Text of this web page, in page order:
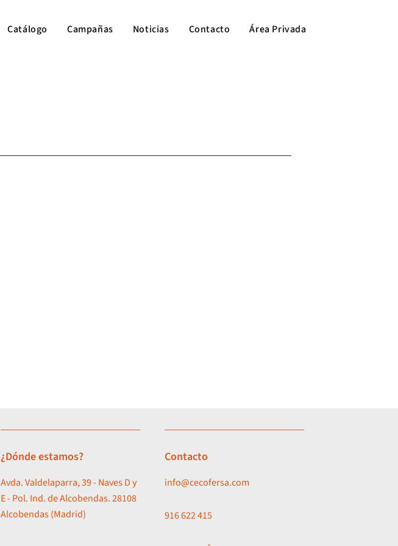
Catálogo Campañas Noticias Contacto Área Privada
¿Dónde estamos?
Avda. Valdelaparra, 39 - Naves D y
E - Pol. Ind. de Alcobendas. 28108
Alcobendas (Madrid)
Contacto
info@cecofersa.com
916 622 415